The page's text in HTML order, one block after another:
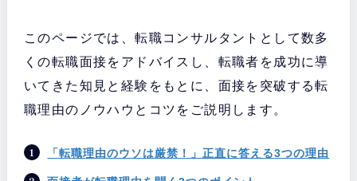
このページでは、転職コンサルタントとして数多
くの転職面接をアドバイスし、転職者を成功に導
いてきた知見と経験をもとに、面接を突破する転
職理由のノウハウとコツをご説明します。
「転職理由のウソは厳禁！」正直に答える3つの理由